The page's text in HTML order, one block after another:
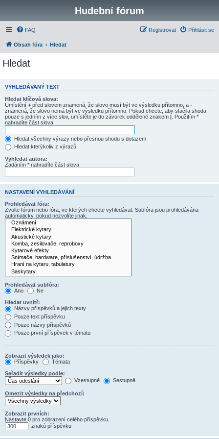
Hudební fórum
FAQ Přihlásit se
Registrovat
Obsah fóra Hledat
Hledat
VYHLEDÁVANÝ TEXT
Hledat klíčová slova:
Umístění + před slovem znamená, že slovo musí být ve výsledku přítomno, a -
znamená, že slovo nemá být ve výsledku přítomno. Pokud chcete, aby stačila shoda
pouze s jedním z více slov, umístěte je do závorek oddělené znakem | . Použitím *
nahradíte část slova
Hledat všechny výrazy nebo přesnou shodu s dotazem
Hledat kterýkoliv z výrazů
Vyhledat autora:
Zadáním * nahradíte část slova
NASTAVENÍ VYHLEDÁVÁNÍ
Prohledávat fóra:
Zvolte fórum nebo fóra, ve kterých chcete vyhledávat. Subfóra jsou prohledávána
automaticky, pokud nezvolíte jinak.
Prohledávat subfóra:
Ano
Ne
Hledat uvnitř:
Názvy příspěvků a jejich texty
Pouze text příspěvku
Pouze názvy příspěvků
Pouze první příspěvek v tématu
Zobrazit výsledek jako:
Příspěvky
Témata
Seřadit výsledky podle:
Vzestupně
Sestupně
Omezit výsledky na předchozí:
Zobrazit prvních:
Nastavte 0 pro zobrazení celého příspěvku.
znaků příspěvku